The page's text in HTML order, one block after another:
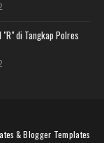
di Tangkap Polres
&Blogger Templates